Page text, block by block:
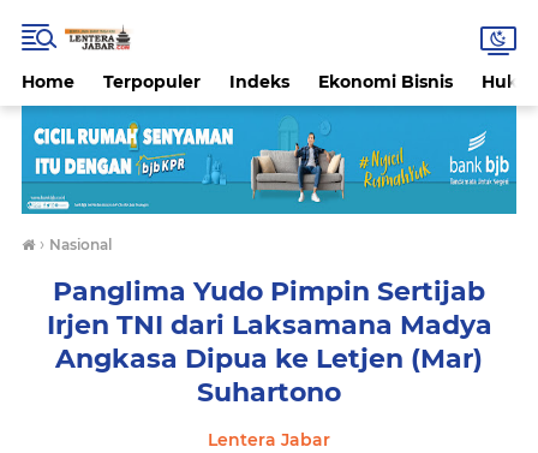
Home Terpopuler Indeks Ekonomi Bisnis
› Nasional
Panglima Yudo Pimpin Sertijab
Irjen TNI dari Laksamana Madya
Angkasa Dipua ke Letjen (Mar)
Suhartono
Lentera Jabar